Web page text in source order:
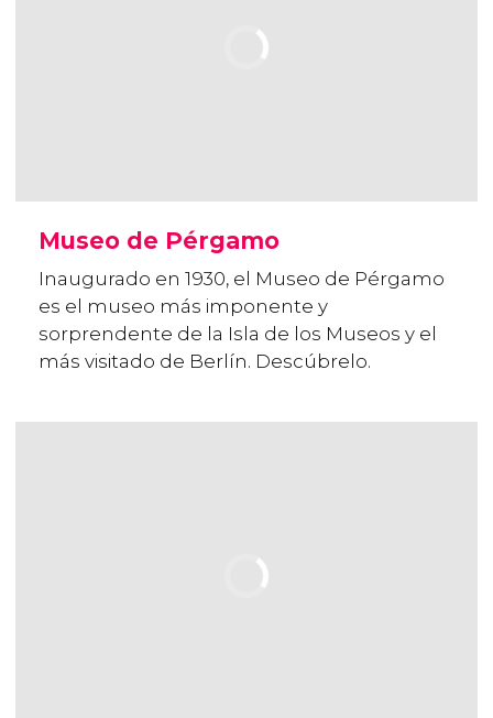
Museo de Pérgamo
Inaugurado en 1930, el Museo de Pérgamo
es el museo más imponente y
sorprendente de la Isla de los Museos y el
más visitado de Berlín. Descúbrelo.